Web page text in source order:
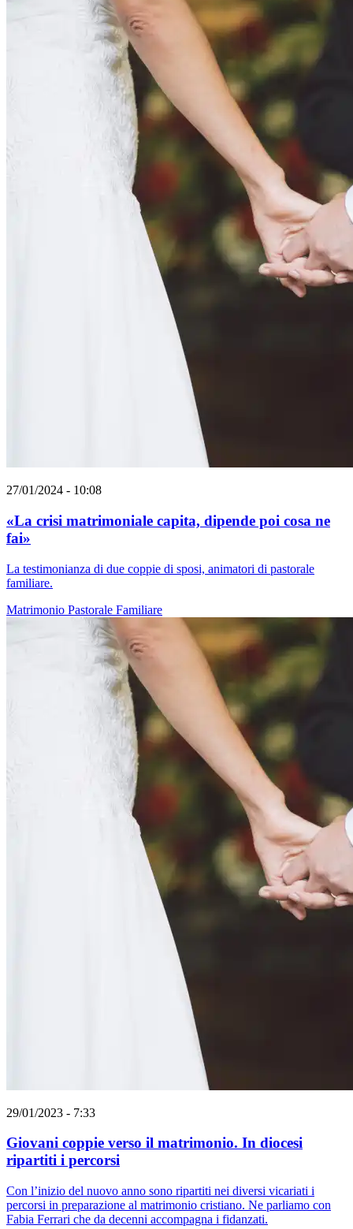
27/01/2024 - 10:08
«La crisi matrimoniale capita, dipende poi cosa ne
fai»
La testimonianza di due coppie di sposi, animatori di pastorale
familiare.
Matrimonio Pastorale Familiare
29/01/2023 - 7:33
Giovani coppie verso il matrimonio. In diocesi
ripartiti i percorsi
Con l’inizio del nuovo anno sono ripartiti nei diversi vicariati i
percorsi in preparazione al matrimonio cristiano. Ne parliamo con
Fabia Ferrari che da decenni accompagna i fidanzati.